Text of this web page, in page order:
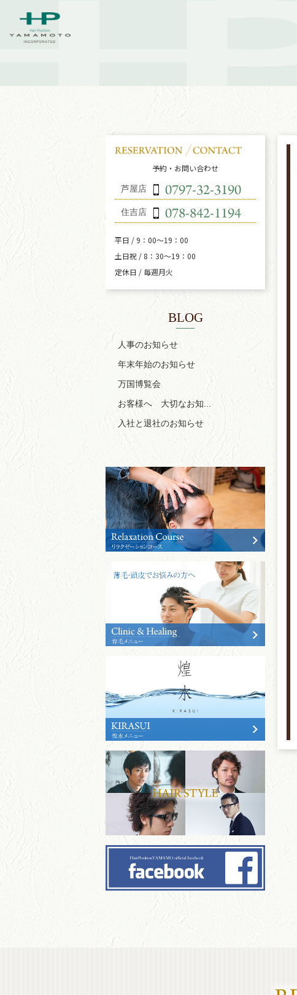
予約・お問い合わせ
芦屋店
住吉店
平日 / 9：00～19：00
土日祝 / 8：30～19：00
定休日 / 毎週月火
BLOG
人事のお知らせ
年末年始のお知らせ
万国博覧会
お客様へ 大切なお知...
入社と退社のお知らせ